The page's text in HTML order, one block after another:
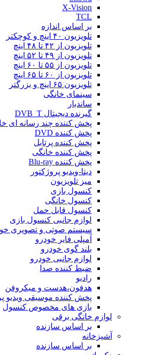
X-Vision
TCL
بر اساس اندازه
تلویزیون ۴۰ اینچ و کوچکتر
تلویزیون از ۴۲ تا ۴۸ اینچ
تلویزیون از ۴۹ تا ۵۲ اینچ
تلویزیون از ۵۵ تا ۶۰ اینچ
تلویزیون از ۶۰ تا ۶۵ اینچ
تلویزیون ۶۵ اینچ و بزرگتر
سینمای خانگی
ساندبار
گیرنده دیجیتال DVB_T
پخش کننده چند رسانه ای
پخش کننده DVD
پخش کننده پرتابل
پخش کننده خانگی
پخش کننده Blu-ray
دیتا-ویدیو پروژکتور
میز تلویزیون
کنسول بازی
کنسول خانگی
کنسول قابل حمل
لوازم جانبی کنسول بازی
سیستم صوتی و تصویری
آمپلی فایر خودرو
بلند گوی خودرو
لوازم جانبی خودرو
ضبط کننده صدا
رادیو
هدفون،هدست و میکروفن
پخش کننده موسیقی ویدیو
بازی های مخصوص کنسول
لوازم خانگی برقی
بر اساس سازنده
آشپزخانه
بر اساس سازنده